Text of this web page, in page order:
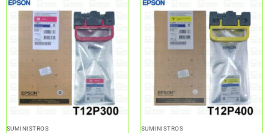
SUMINISTROS SUMINISTROS